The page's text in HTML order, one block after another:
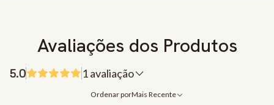
Avaliações dos Produtos
5.0 1 avaliação
Ordenar porMais Recente